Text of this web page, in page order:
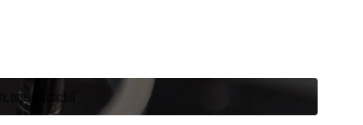
pro automobil